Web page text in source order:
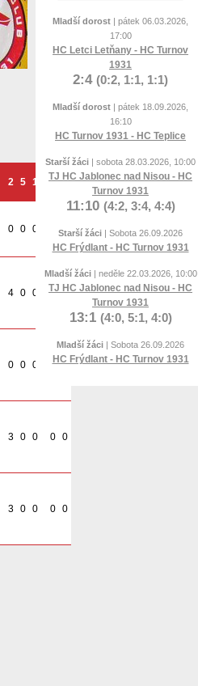
2 5 10 o t
0 0 0 0
4 0 0 0 0
0 0 0 0 0
3 0 0 0 0
3 0 0 0 0
Mladší dorost | pátek 06.03.2026,
17:00
HC Letci Letňany - HC Turnov
1931
2:4 (0:2, 1:1, 1:1)
Mladší dorost | pátek 18.09.2026,
16:10
HC Turnov 1931 - HC Teplice
Starší žáci | sobota 28.03.2026, 10:00
TJ HC Jablonec nad Nisou - HC
Turnov 1931
11:10 (4:2, 3:4, 4:4)
Starší žáci | Sobota 26.09.2026
HC Frýdlant - HC Turnov 1931
Mladší žáci| neděle 22.03.2026, 10:00
TJ HC Jablonec nad Nisou - HC
Turnov 1931
13:1 (4:0, 5:1, 4:0)
Mladší žáci | Sobota 26.09.2026
HC Frýdlant - HC Turnov 1931